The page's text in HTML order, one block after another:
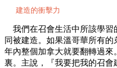
建造的衝擊力
我們在召會生活中所該學
同被建造。如果溫哥華所有
年內整個加拿大就要翻轉過來
裏。主說，『我要把我的召